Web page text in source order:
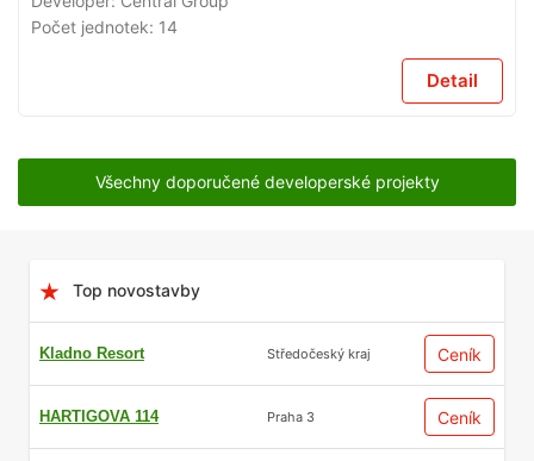
Počet jednotek: 14
Detail
Všechny doporučené developerské projekty
Top novostavby
Kladno Resort Středočeský kraj Ceník
HARTIGOVA 114 Praha 3 Ceník